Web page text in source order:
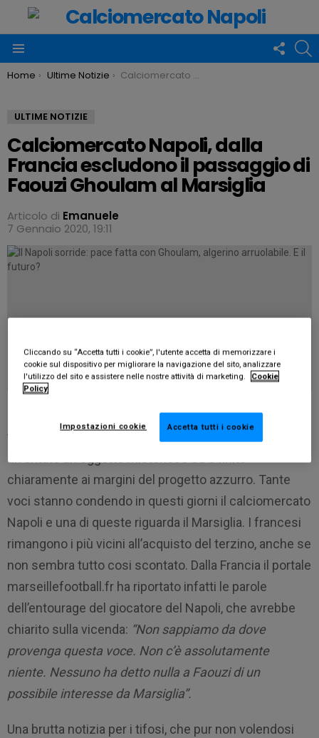
US
You are here:
Home Ultime Notizie Calciomercato Napoli, dalla Francia escludono il passaggio di Faouzi Ghoulam al Marsiglia
ULTIME NOTIZIE
Calciomercato Napoli, dalla
Francia escludono il passaggio di
Faouzi Ghoulam al Marsiglia
Articolo di Emanuele
7 Gennaio 2020, 19:11
Il futuro di Faouzi Ghoulam continua a far interrogare i
tifosi sul destino del Napoli. Ormai l’algerino è
diventato un oggetto misterioso ed è finito
chiaramente ai margini del progetto azzurro. Tante
voci stanno condendo in questi giorni il calciomercato
Napoli e una di queste riguarda il Marsiglia. I francesi
rimangono i più vicini all’acquisto del terzino, anche se
non sembra tutto cosi scontato. Dalla Francia il portale
marseillefootball.fr ha riportato infatti le parole
dell’entourage del giocatore del Napoli, che avrebbe
chiarito sulla vicenda: “Non sappiamo da dove
provenga questa voce. Non c’è assolutamente
niente. Nessuno ha detto nulla a Faouzi di un
possibile interesse da Marsiglia”.
Una brutta notizia per i tifosi, che pur non volendosi
Cliccando su “Accetta tutti i cookie”, l'utente accetta di memorizzare i
cookie sul dispositivo per migliorare la navigazione del sito, analizzare
l'utilizzo del sito e assistere nelle nostre attività di marketing.
Cookie
Policy
Accetta tutti i cookie
Impostazioni cookie